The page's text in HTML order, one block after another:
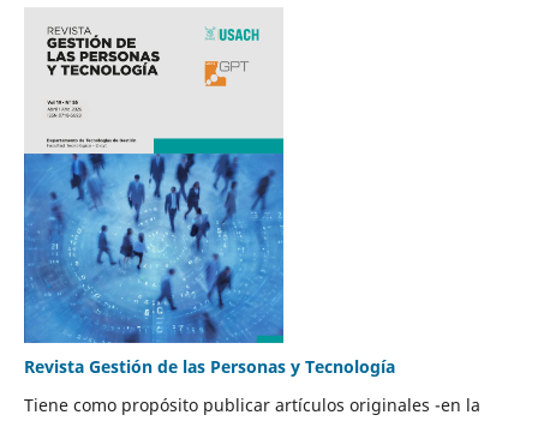
Revista Gestión de las Personas y Tecnología
Tiene como propósito publicar artículos originales -en la